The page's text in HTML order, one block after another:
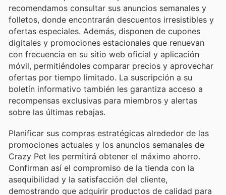
recomendamos consultar sus anuncios semanales y
folletos, donde encontrarán descuentos irresistibles y
ofertas especiales. Además, disponen de cupones
digitales y promociones estacionales que renuevan
con frecuencia en su sitio web oficial y aplicación
móvil, permitiéndoles comparar precios y aprovechar
ofertas por tiempo limitado. La suscripción a su
boletín informativo también les garantiza acceso a
recompensas exclusivas para miembros y alertas
sobre las últimas rebajas.
Planificar sus compras estratégicas alrededor de las
promociones actuales y los anuncios semanales de
Crazy Pet les permitirá obtener el máximo ahorro.
Confirman así el compromiso de la tienda con la
asequibilidad y la satisfacción del cliente,
demostrando que adquirir productos de calidad para